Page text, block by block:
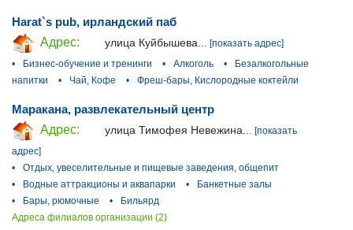
Harat`s pub, ирландский паб
Адрес:
улица Куйбышева...
[показать адрес]
•
Бизнес-обучение и тренинги • Алкоголь •
Безалкогольные
напитки
• Чай, Кофе • Фреш-бары, Кислородные коктейли
Маракана, развлекательный центр
Адрес:
улица Тимофея Невежина...
[показать
адрес]
•
Отдых, увеселительные и пищевые заведения, общепит
•
Водные аттракционы и аквапарки •
Банкетные залы
•
Бары, рюмочные •
Бильярд
Адреса филиалов организации (2)